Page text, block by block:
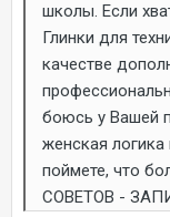
школы. Если
Глинки для
качестве
боюсь у Вашей
женская
поймете, что
СОВЕТОВ -